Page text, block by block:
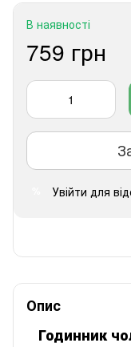
В наявності
759 грн
Увійти для
Опис
Годинник